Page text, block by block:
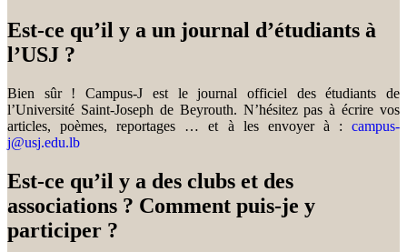
Est-ce qu’il y a un journal d’étudiants à
l’USJ ?
Bien sûr ! Campus-J est le journal officiel des étudiants de
l’Université Saint-Joseph de Beyrouth. N’hésitez pas à écrire vos
articles, poèmes, reportages … et à les envoyer à : campus-
j@usj.edu.lb
Est-ce qu’il y a des clubs et des
associations ? Comment puis-je y
participer ?